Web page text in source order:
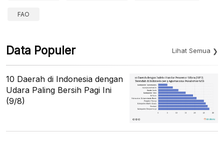
FAO
Data Populer Lihat Semua
10 Daerah di Indonesia dengan
Udara Paling Bersih Pagi Ini
(9/8)